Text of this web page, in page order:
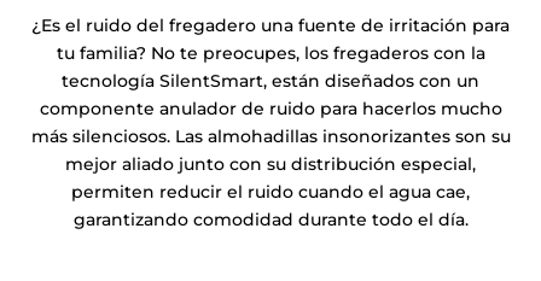
¿Es el ruido del fregadero una fuente de irritación para
tu familia? No te preocupes, los fregaderos con la
tecnología SilentSmart, están diseñados con un
componente anulador de ruido para hacerlos mucho
más silenciosos. Las almohadillas insonorizantes son su
mejor aliado junto con su distribución especial,
permiten reducir el ruido cuando el agua cae,
garantizando comodidad durante todo el día.